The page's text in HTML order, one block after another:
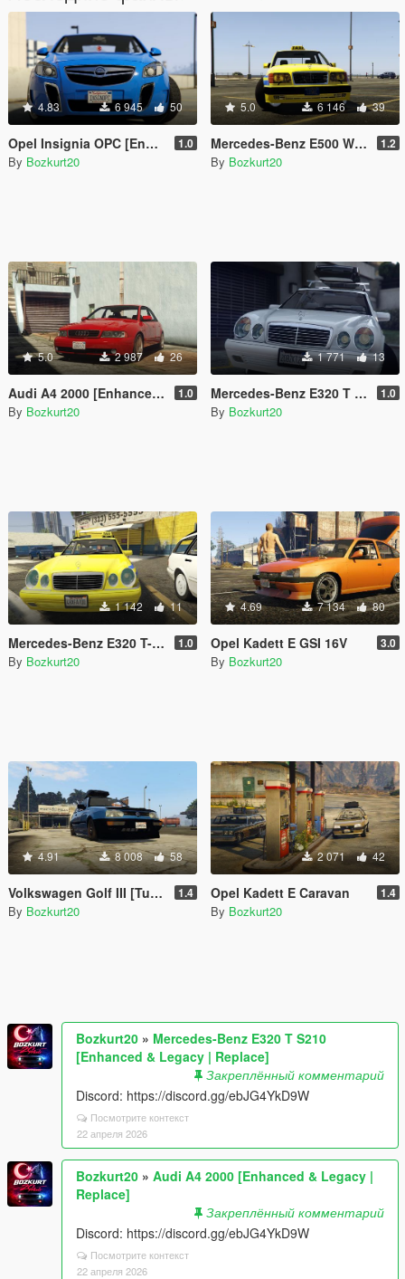
4.83 6 945 50
Opel Insignia OPC [Enhanced & Legacy | Replace | Tuning] 1.0
By Bozkurt20
5.0 6 146 39
Mercedes-Benz E500 W124 Taxi Los Santos [Enhanced & Legacy | Replace] 1.2
By Bozkurt20
5.0 2 987 26
Audi A4 2000 [Enhanced & Legacy | Replace] 1.0
By Bozkurt20
1 771 13
Mercedes-Benz E320 T S210 [Enhanced & Legacy | Replace] 1.0
By Bozkurt20
1 142 11
Mercedes-Benz E320 T-Modell Wagon W210 Taxi [UNLOCKED | TEMPLATE] 1.0
By Bozkurt20
4.69 7 134 80
Opel Kadett E GSI 16V 3.0
By Bozkurt20
4.91 8 008 58
Volkswagen Golf III [Tuning] 1.4
By Bozkurt20
2 071 42
Opel Kadett E Caravan 1.4
By Bozkurt20
Bozkurt20 » Mercedes-Benz E320 T S210
[Enhanced & Legacy | Replace]
Закреплённый комментарий
Discord: https://discord.gg/ebJG4YkD9W
Посмотрите контекст
22 апреля 2026
Bozkurt20 » Audi A4 2000 [Enhanced & Legacy |
Replace]
Закреплённый комментарий
Discord: https://discord.gg/ebJG4YkD9W
Посмотрите контекст
22 апреля 2026